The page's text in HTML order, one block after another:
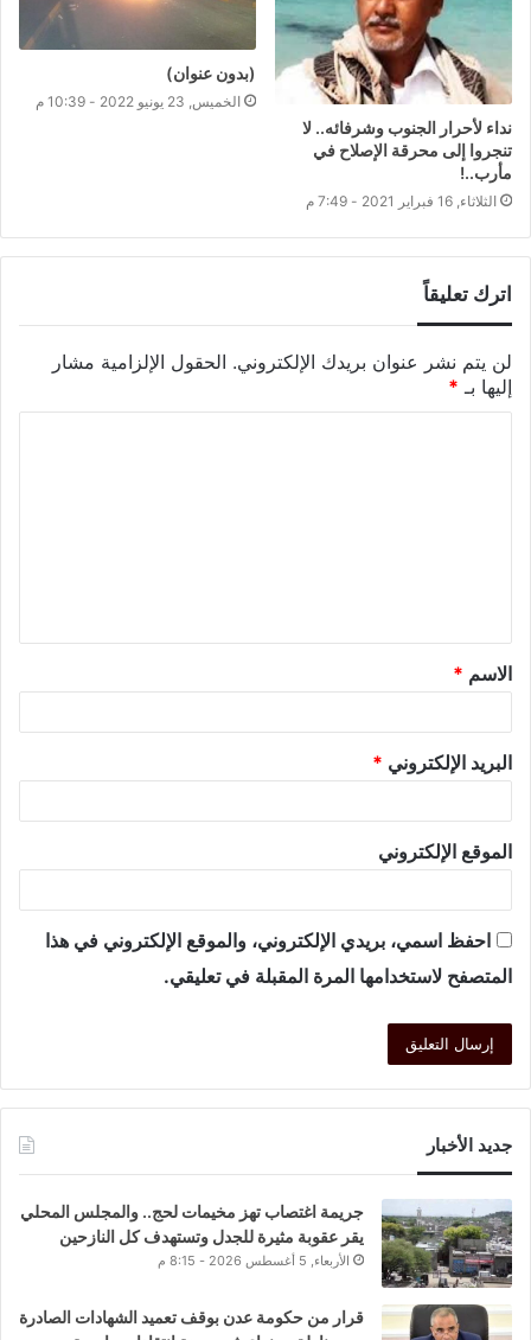
نداء لأحرار الجنوب وشرفائه.. لا
تنجروا إلى محرقة الإصلاح في
مأرب..!
الثلاثاء, 16 فبراير 2021 - 7:49 م
(بدون عنوان)
الخميس, 23 يونيو 2022 - 10:39 م
اترك تعليقاً
لن يتم نشر عنوان بريدك الإلكتروني. الحقول الإلزامية مشار
إليها بـ *
الاسم *
البريد الإلكتروني *
الموقع الإلكتروني
احفظ اسمي، بريدي الإلكتروني، والموقع الإلكتروني في هذا
المتصفح لاستخدامها المرة المقبلة في تعليقي.
جديد الأخبار
جريمة اغتصاب تهز مخيمات لحج.. والمجلس المحلي
يقر عقوبة مثيرة للجدل وتستهدف كل النازحين
الأربعاء, 5 أغسطس 2026 - 8:15 م
قرار من حكومة عدن بوقف تعميد الشهادات الصادرة